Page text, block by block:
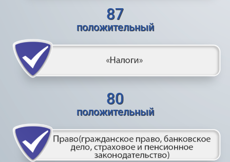
87
положительный
80
положительный